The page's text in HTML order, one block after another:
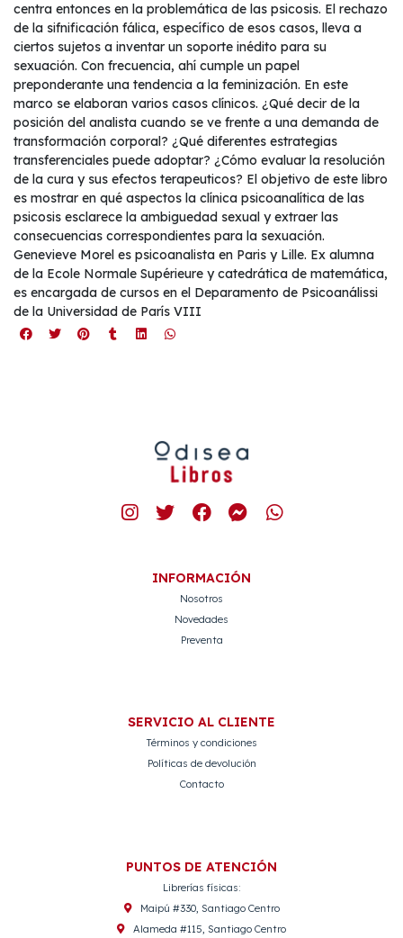
centra entonces en la problemática de las psicosis. El rechazo
de la sifnificación fálica, específico de esos casos, lleva a
ciertos sujetos a inventar un soporte inédito para su
sexuación. Con frecuencia, ahí cumple un papel
preponderante una tendencia a la feminización. En este
marco se elaboran varios casos clínicos. ¿Qué decir de la
posición del analista cuando se ve frente a una demanda de
transformación corporal? ¿Qué diferentes estrategias
transferenciales puede adoptar? ¿Cómo evaluar la resolución
de la cura y sus efectos terapeuticos? El objetivo de este libro
es mostrar en qué aspectos la clínica psicoanalítica de las
psicosis esclarece la ambiguedad sexual y extraer las
consecuencias correspondientes para la sexuación.
Genevieve Morel es psicoanalista en Paris y Lille. Ex alumna
de la Ecole Normale Supérieure y catedrática de matemática,
es encargada de cursos en el Deparamento de Psicoanálissi
de la Universidad de París VIII
INFORMACIÓN
Nosotros
Novedades
Preventa
SERVICIO AL CLIENTE
Términos y condiciones
Políticas de devolución
Contacto
PUNTOS DE ATENCIÓN
Librerías físicas:
Maipú #330, Santiago Centro
Alameda #115, Santiago Centro